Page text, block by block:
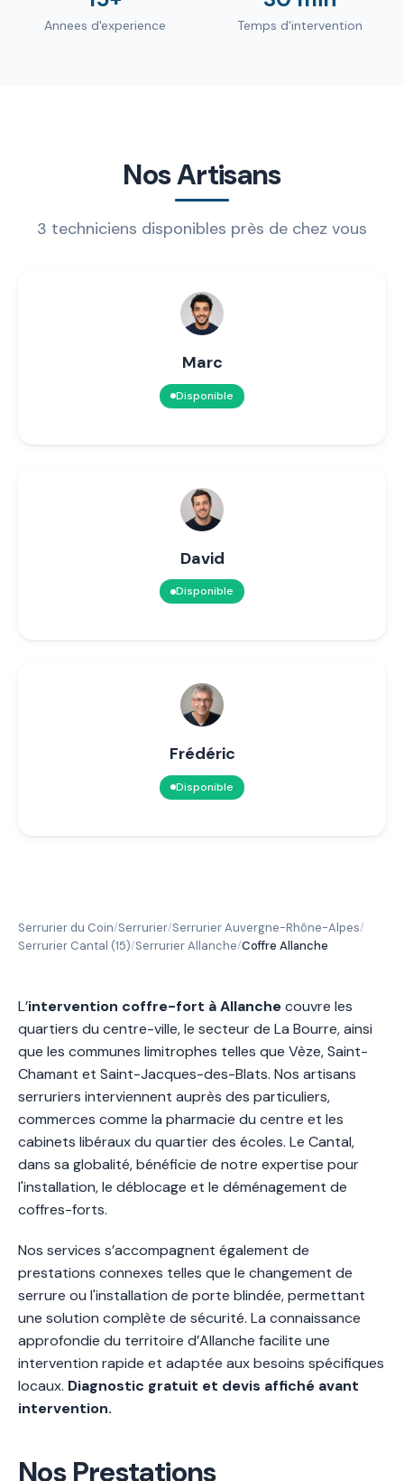
Annees d'experience Temps d'intervention
Nos Artisans
3 techniciens disponibles près de chez vous
Marc
Disponible
David
Disponible
Frédéric
Disponible
Serrurier du Coin/Serrurier/Serrurier Auvergne-Rhône-Alpes/
Serrurier Cantal (15)/Serrurier Allanche/Coffre Allanche
L’intervention coffre-fort à Allanchecouvre les
quartiers du centre-ville, le secteur de La Bourre, ainsi
que les communes limitrophes telles que Vèze, Saint-
Chamant et Saint-Jacques-des-Blats. Nos artisans
serruriers interviennent auprès des particuliers,
commerces comme la pharmacie du centre et les
cabinets libéraux du quartier des écoles. Le Cantal,
dans sa globalité, bénéficie de notre expertise pour
l'installation, le déblocage et le déménagement de
coffres-forts.
Nos services s’accompagnent également de
prestations connexes telles que le changement de
serrure ou l'installation de porte blindée, permettant
une solution complète de sécurité. La connaissance
approfondie du territoire d’Allanche facilite une
intervention rapide et adaptée aux besoins spécifiques
locaux. Diagnostic gratuit et devis affiché avant
intervention.
Nos Prestations